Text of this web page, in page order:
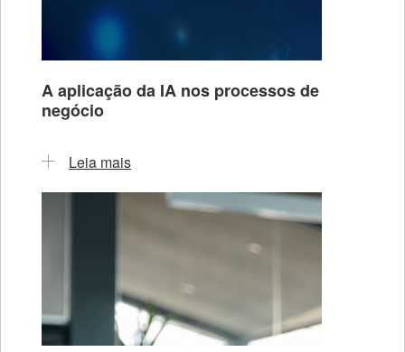
A aplicação da IA nos processos de
negócio
Leia mais